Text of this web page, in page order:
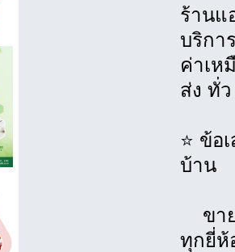
ร้านแ
บริกา
ค่าเห
ส่ง ทั่
⭐ ข้อ
บ้าน
ขาย
ทุกยี่ห้